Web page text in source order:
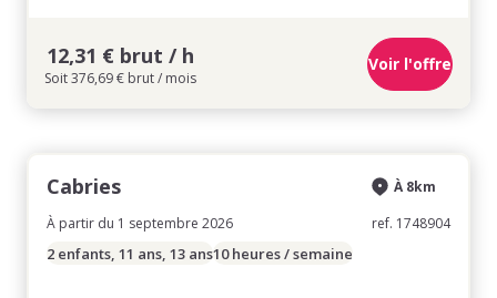
12,31 € brut / h
Soit 376,69 € brut / mois
Voir l'offre
Cabries
À partir du 1 septembre 2026
À 8km
ref. 1748904
2 enfants, 11 ans, 13 ans10 heures / semaine